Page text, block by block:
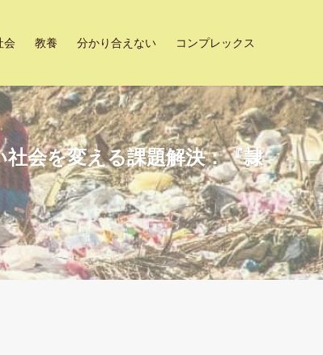
会 教養 分かり合えない コンプレックス
会を変える課題解決：『隷